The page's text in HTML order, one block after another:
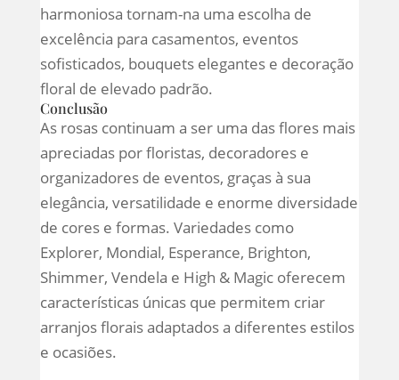
harmoniosa tornam-na uma escolha de
excelência para casamentos, eventos
sofisticados, bouquets elegantes e decoração
floral de elevado padrão.
Conclusão
As rosas continuam a ser uma das flores mais
apreciadas por floristas, decoradores e
organizadores de eventos, graças à sua
elegância, versatilidade e enorme diversidade
de cores e formas. Variedades como
Explorer, Mondial, Esperance, Brighton,
Shimmer, Vendela e High & Magic oferecem
características únicas que permitem criar
arranjos florais adaptados a diferentes estilos
e ocasiões.